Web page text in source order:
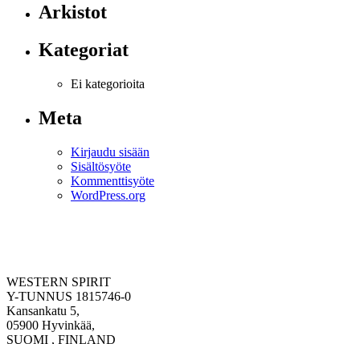
Arkistot
Kategoriat
Ei kategorioita
Meta
Kirjaudu sisään
Sisältösyöte
Kommenttisyöte
WordPress.org
WESTERN SPIRIT
Y-TUNNUS 1815746-0
Kansankatu 5,
05900 Hyvinkää,
SUOMI , FINLAND